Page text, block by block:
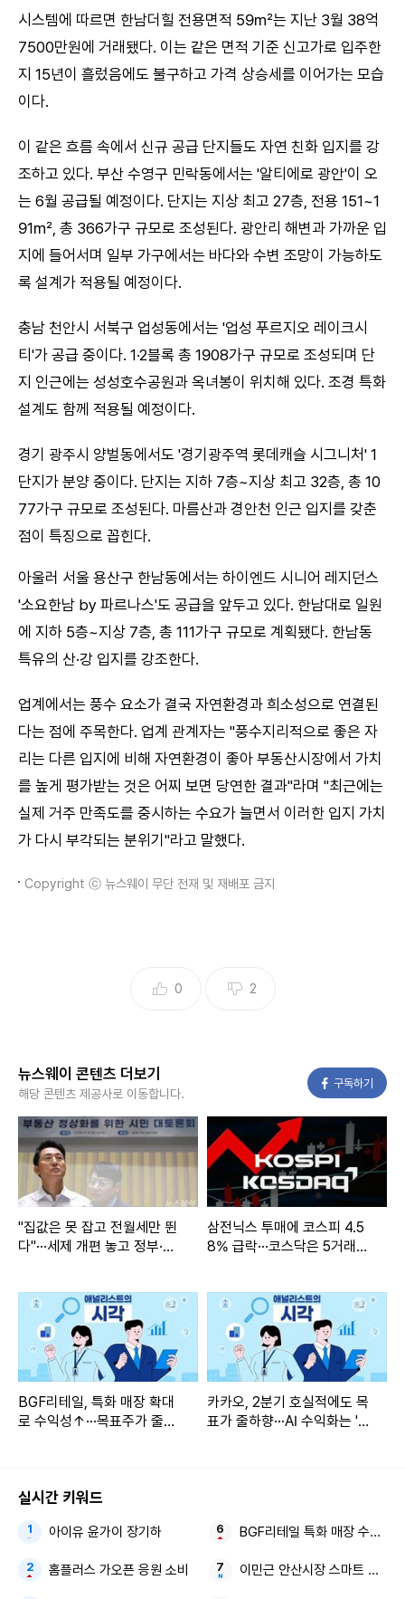
시스템에 따르면 한남더힐 전용면적 59㎡는 지난 3월 38억
7500만원에 거래됐다. 이는 같은 면적 기준 신고가로 입주한
지 15년이 흘렀음에도 불구하고 가격 상승세를 이어가는 모습
이다.
이 같은 흐름 속에서 신규 공급 단지들도 자연 친화 입지를 강
조하고 있다. 부산 수영구 민락동에서는 '알티에로 광안'이 오
는 6월 공급될 예정이다. 단지는 지상 최고 27층, 전용 151~1
91㎡, 총 366가구 규모로 조성된다. 광안리 해변과 가까운 입
지에 들어서며 일부 가구에서는 바다와 수변 조망이 가능하도
록 설계가 적용될 예정이다.
충남 천안시 서북구 업성동에서는 '업성 푸르지오 레이크시
티'가 공급 중이다. 1·2블록 총 1908가구 규모로 조성되며 단
지 인근에는 성성호수공원과 옥녀봉이 위치해 있다. 조경 특화
설계도 함께 적용될 예정이다.
경기 광주시 양벌동에서도 '경기광주역 롯데캐슬 시그니처' 1
단지가 분양 중이다. 단지는 지하 7층~지상 최고 32층, 총 10
77가구 규모로 조성된다. 마름산과 경안천 인근 입지를 갖춘
점이 특징으로 꼽힌다.
아울러 서울 용산구 한남동에서는 하이엔드 시니어 레지던스
'소요한남 by 파르나스'도 공급을 앞두고 있다. 한남대로 일원
에 지하 5층~지상 7층, 총 111가구 규모로 계획됐다. 한남동
특유의 산·강 입지를 강조한다.
업계에서는 풍수 요소가 결국 자연환경과 희소성으로 연결된
다는 점에 주목한다. 업계 관계자는 "풍수지리적으로 좋은 자
리는 다른 입지에 비해 자연환경이 좋아 부동산시장에서 가치
를 높게 평가받는 것은 어찌 보면 당연한 결과"라며 "최근에는
실제 거주 만족도를 중시하는 수요가 늘면서 이러한 입지 가치
가 다시 부각되는 분위기"라고 말했다.
Copyright ⓒ 뉴스웨이 무단 전재 및 재배포 금지
0 2
뉴스웨이 콘텐츠 더보기
해당 콘텐츠 제공사로 이동합니다.
구독하기
"집값은 못 잡고 전월세만 뛴
다"···세제 개편 놓고 정부·서
삼전닉스 투매에 코스피 4.5
8% 급락···코스닥은 5거래일
BGF리테일, 특화 매장 확대
로 수익성↑···목표주가 줄상
카카오, 2분기 호실적에도 목
표가 줄하향···AI 수익화는 '시
실시간 키워드
아이유 윤가이 장기하
홈플러스 가오픈 응원 소비
BGF리테일 특화 매장 수익성
이민근 안산시장 스마트 행정